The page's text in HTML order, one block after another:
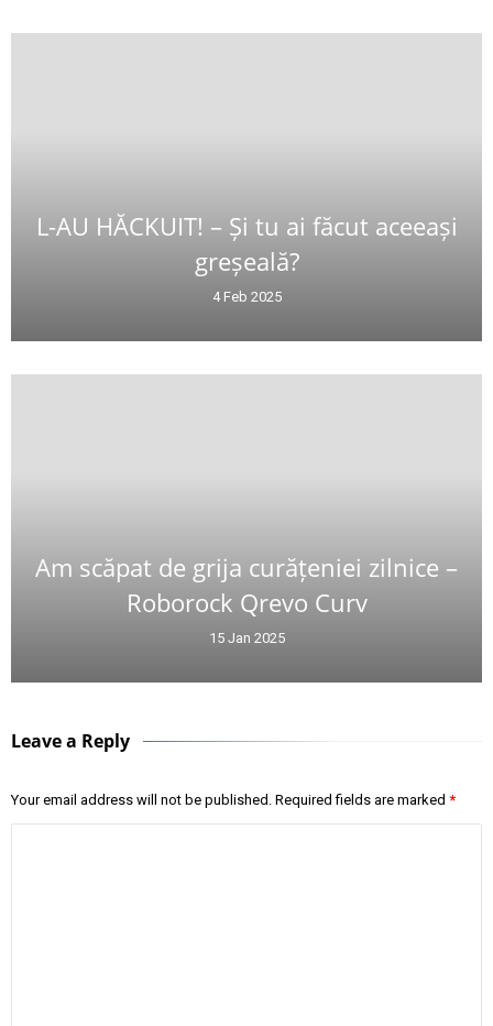
L-AU HĂCKUIT! – Și tu ai făcut aceeași
greșeală?
4 Feb 2025
Am scăpat de grija curățeniei zilnice –
Roborock Qrevo Curv
15 Jan 2025
Leave a Reply
Your email address will not be published. Required fields are marked *